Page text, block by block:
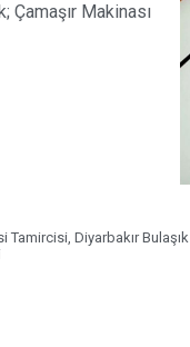
Çamaşır Makinası
Tamircisi, Diyarbakır